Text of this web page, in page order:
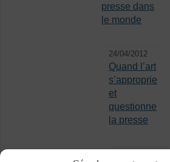
presse dans
le monde
24/04/2012
Quand l’art
s’approprie
et
questionne
la presse